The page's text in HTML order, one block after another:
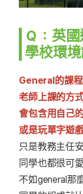
Ｑ：英
學校環
General的課程
老師上課的方
會包含用自己
或是玩單字遊
只是教務主任
同學也都很可
不如general那